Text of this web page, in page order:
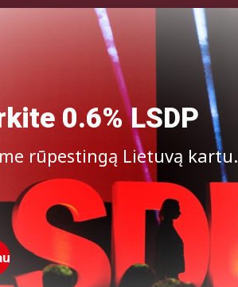
0.6% LSDP
rūpestingą Lietuvą kartu.